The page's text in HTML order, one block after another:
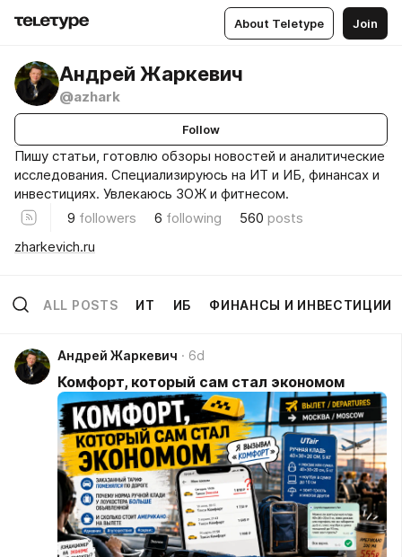
About Teletype Join
Андрей Жаркевич
@azhark
Follow
Пишу статьи, готовлю обзоры новостей и аналитические
исследования. Специализируюсь на ИТ и ИБ, финансах и
инвестициях. Увлекаюсь ЗОЖ и фитнесом.
9 followers 6 following 560 posts
zharkevich.ru
ALL POSTS ИТ ИБ ФИНАНСЫ И ИНВЕСТИЦИИ
Андрей Жаркевич 6d
Комфорт, который сам стал экономом